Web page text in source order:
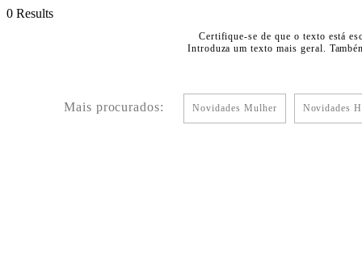
0 Results
Certifique-se de que o texto está
Introduza um texto mais geral.
Mais procurados: Novidades Mulher Novidades